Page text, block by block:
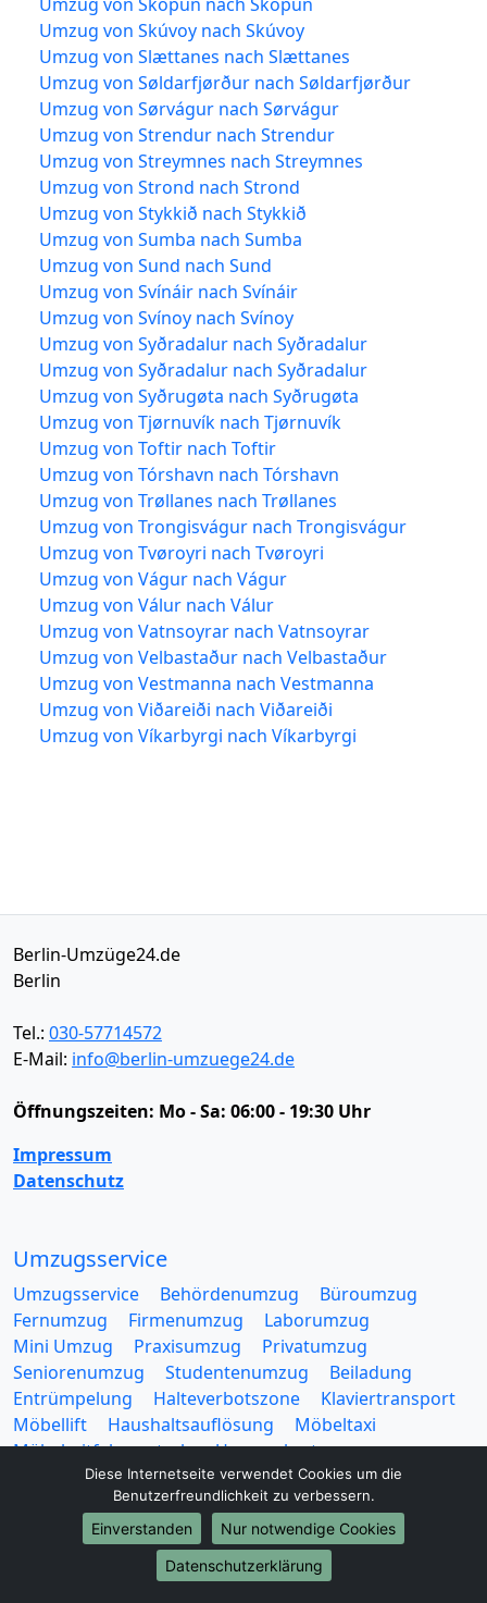
Umzug von Skúvoy nach Skúvoy
Umzug von Slættanes nach Slættanes
Umzug von Søldarfjørður nach Søldarfjørður
Umzug von Sørvágur nach Sørvágur
Umzug von Strendur nach Strendur
Umzug von Streymnes nach Streymnes
Umzug von Strond nach Strond
Umzug von Stykkið nach Stykkið
Umzug von Sumba nach Sumba
Umzug von Sund nach Sund
Umzug von Svínáir nach Svínáir
Umzug von Svínoy nach Svínoy
Umzug von Syðradalur nach Syðradalur
Umzug von Syðradalur nach Syðradalur
Umzug von Syðrugøta nach Syðrugøta
Umzug von Tjørnuvík nach Tjørnuvík
Umzug von Toftir nach Toftir
Umzug von Tórshavn nach Tórshavn
Umzug von Trøllanes nach Trøllanes
Umzug von Trongisvágur nach Trongisvágur
Umzug von Tvøroyri nach Tvøroyri
Umzug von Vágur nach Vágur
Umzug von Válur nach Válur
Umzug von Vatnsoyrar nach Vatnsoyrar
Umzug von Velbastaður nach Velbastaður
Umzug von Vestmanna nach Vestmanna
Umzug von Viðareiði nach Viðareiði
Umzug von Víkarbyrgi nach Víkarbyrgi
Berlin-Umzüge24.de
Berlin
Tel.: 030-57714572
E-Mail: info@berlin-umzuege24.de
Öffnungszeiten: Mo - Sa: 06:00 - 19:30 Uhr
Impressum
Datenschutz
Umzugsservice
Umzugsservice Behördenumzug
Büroumzug
Fernumzug
Firmenumzug
Laborumzug
Mini Umzug
Praxisumzug
Privatumzug
Seniorenumzug
Studentenumzug
Beiladung
Entrümpelung
Halteverbotszone
Klaviertransport
Möbellift
Haushaltsauflösung
Möbeltaxi
Möbelmitfahrzentrale
Umzugskartons
Europa-Umzüge
Diese Internetseite verwendet Cookies um die
Benutzerfreundlichkeit zu verbessern.
Einverstanden
Nur notwendige Cookies
Datenschutzerklärung